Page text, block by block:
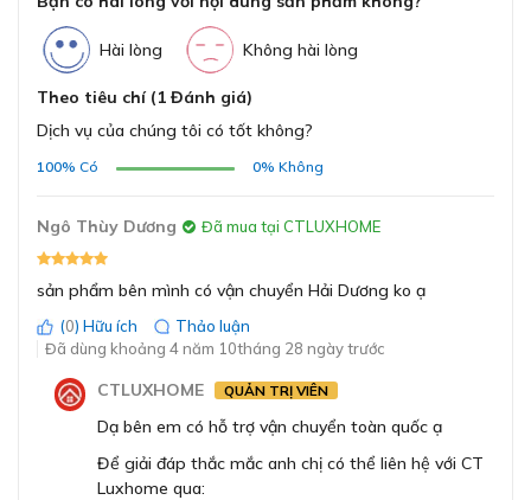
Bếp từ Bosch PXX975KW1E được trang bị kính Schott
Ceran
Nấu ăn nhanh chóng với 5 vùng nấu đa điểm
cho tổng công suất 11100W
Bếp từ Bosch PXX975KW1E được trang bị tới 5 vùng
nấu, với 4 vùng nấu đa điểm và 1 vùng nấu lớn, các vùng
nấu cho những kích thước và công suất như sau:
Menu tiện tích
Power levels (Gia
biến chiên xào)
Điều khiển hút
mùi Hob Hood
Tổng công suất 11100W
Hài lòng Không hài lòng
Theo tiêu chí (1 Đánh giá)
Dịch vụ của chúng tôi có tốt không?
100% Có 0% Không
Ngô Thùy Dương Đã mua tại CTLUXHOME
sản phẩm bên mình có vận chuyển Hải Dương ko ạ
(0) Hữu ích
Thảo luận
Đã dùng khoảng 4 năm 10tháng 28 ngày trước
CTLUXHOME QUẢN TRỊ VIÊN
Dạ bên em có hỗ trợ vận chuyển toàn quốc ạ
Để giải đáp thắc mắc anh chị có thể liên hệ với CT
Luxhome qua:
ĐĂNG KÝ
Bằng cách đăng ký trở thành đại lý, bạn xác nhận rằng bạn đã
đọc và đồng ý với các Điều khoản và Điều kiện của chúng tôi.
Chúng tôi sẽ liên hệ lại ngay sau khi nhận được thông tin đăng